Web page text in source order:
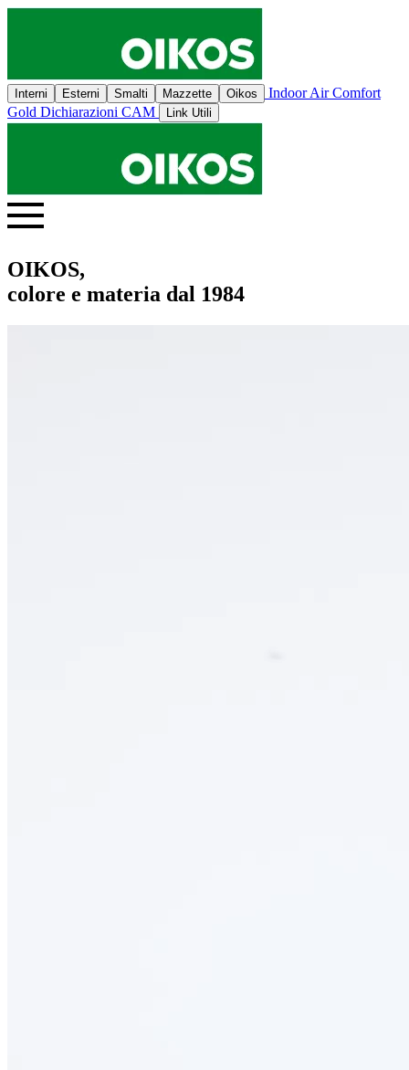
Interni Esterni Smalti Mazzette Oikos
Indoor Air Comfort
Gold Dichiarazioni CAM Link Utili
OIKOS,
colore e materia dal 1984